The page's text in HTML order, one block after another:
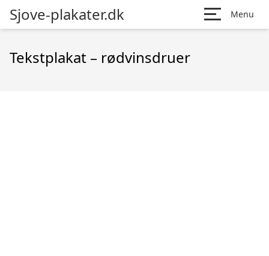
Sjove-plakater.dk Menu
Tekstplakat – rødvinsdruer